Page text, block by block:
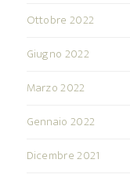
Ottobre 2022
Giugno 2022
Marzo 2022
Gennaio 2022
Dicembre 2021